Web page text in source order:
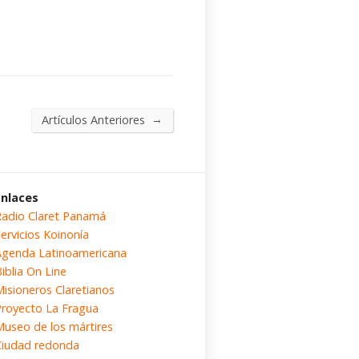
Artículos Anteriores →
Claret Panamá
Koinonía
Latinoamericana
On Line
Claretianos
La Fragua
de los mártires
redonda